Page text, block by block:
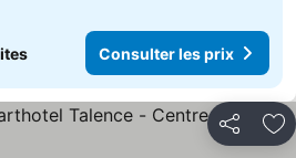
Consulter les prix
Partager